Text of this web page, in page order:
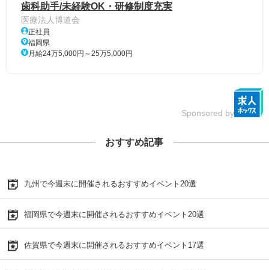
歯科助手/未経験OK・研修制度充実
医療法人博道会
正社員
福岡県
月給24万5,000円～25万5,000円
Sponsored by
おすすめ記事
九州で今週末に開催されるおすすめイベント20選
福岡県で今週末に開催されるおすすめイベント20選
佐賀県で今週末に開催されるおすすめイベント17選